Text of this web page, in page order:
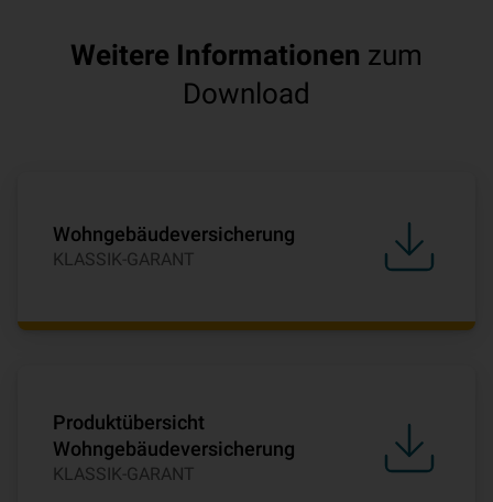
Weitere Informationen zum
Download
Wohngebäudeversicherung
KLASSIK-GARANT
Produktübersicht
Wohngebäudeversicherung
KLASSIK-GARANT